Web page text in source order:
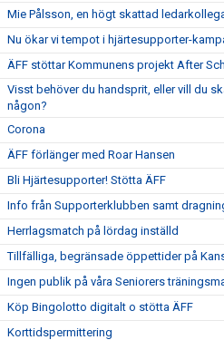
Mie Pålsson, en högt skattad
Nu ökar vi tempot i hjärtesupporter-
ÄFF stöttar Kommunens projekt After
Visst behöver du handsprit, eller vill du
någon?
Corona
ÄFF förlänger med Roar Hansen
Bli Hjärtesupporter! Stötta ÄFF
Info från Supporterklubben samt
Herrlagsmatch på lördag inställd
Tillfälliga, begränsade öppettider på
Ingen publik på våra Seniorers
Köp Bingolotto digitalt o stötta ÄFF
Korttidspermittering